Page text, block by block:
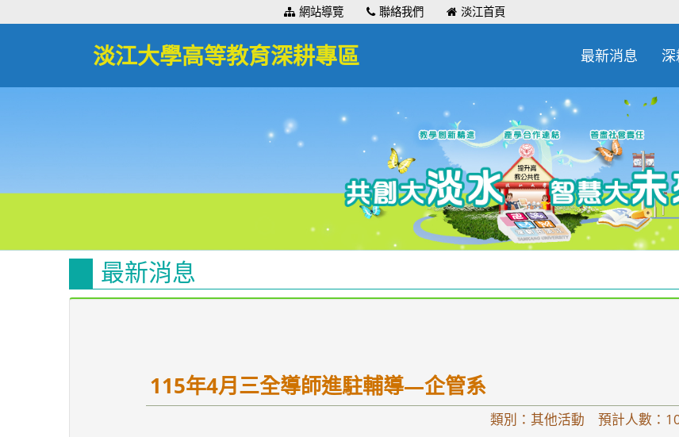
網站導覽 聯絡我們 淡江首頁
淡江大學高等教育深耕專區 最新消息
最新消息
115年4月三全導師進駐輔導—企管系
類別：其他活動 預計人數：